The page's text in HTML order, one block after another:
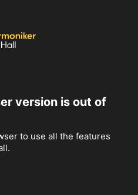
version is out of
to use all the features